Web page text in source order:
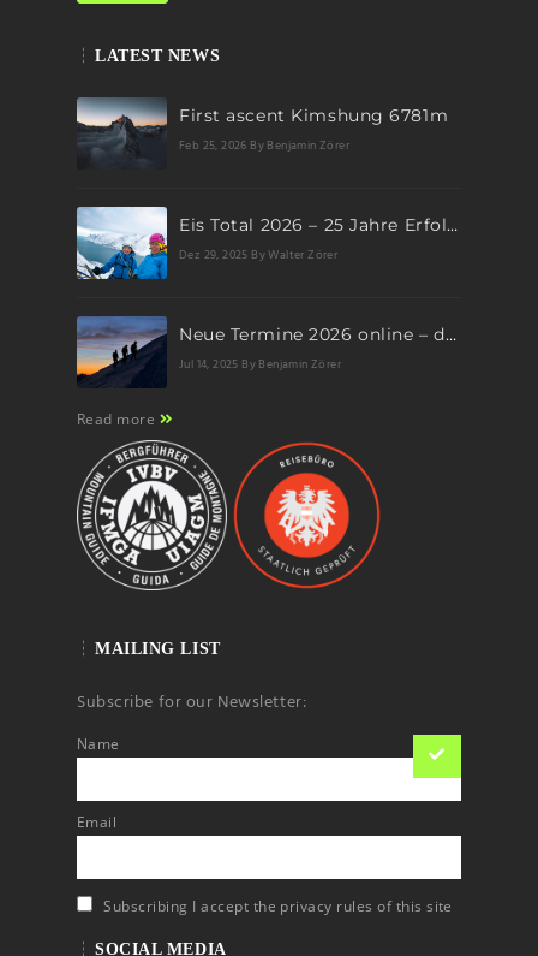
LATEST NEWS
First ascent Kimshung 6781m
Feb 25, 2026 By Benjamin Zörer
Eis Total 2026 – 25 Jahre Erfolgsgeschichte im steilen Eis
Dez 29, 2025 By Walter Zörer
Neue Termine 2026 online – dein nächstes Abenteuer wartet!
Jul 14, 2025 By Benjamin Zörer
Read more
MAILING LIST
Subscribe for our Newsletter:
Name
Email
Subscribing I accept the privacy rules of this site
SOCIAL MEDIA